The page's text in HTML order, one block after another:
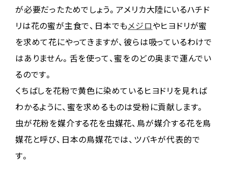
が必要だったためでしょう。アメリカ大陸にいるハチド
リは花の蜜が主食で、日本でもメジロやヒヨドリが蜜
を求めて花にやってきますが、彼らは吸っているわけで
はありません。舌を使って、蜜をのどの奥まで運んでい
るのです。
くちばしを花粉で黄色に染めているヒヨドリを見れば
わかるように、蜜を求めるものは受粉に貢献します。
虫が花粉を媒介する花を虫媒花、鳥が媒介する花を鳥
媒花と呼び、日本の鳥媒花では、ツバキが代表的で
す。